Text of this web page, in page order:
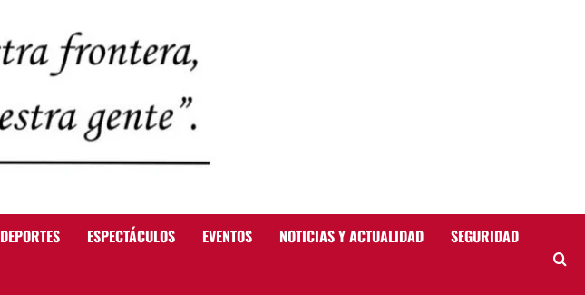
DEPORTES ESPECTÁCULOS EVENTOS NOTICIAS Y ACTUALIDAD SEGURIDAD